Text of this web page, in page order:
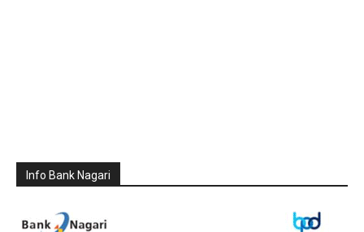
Info Bank Nagari